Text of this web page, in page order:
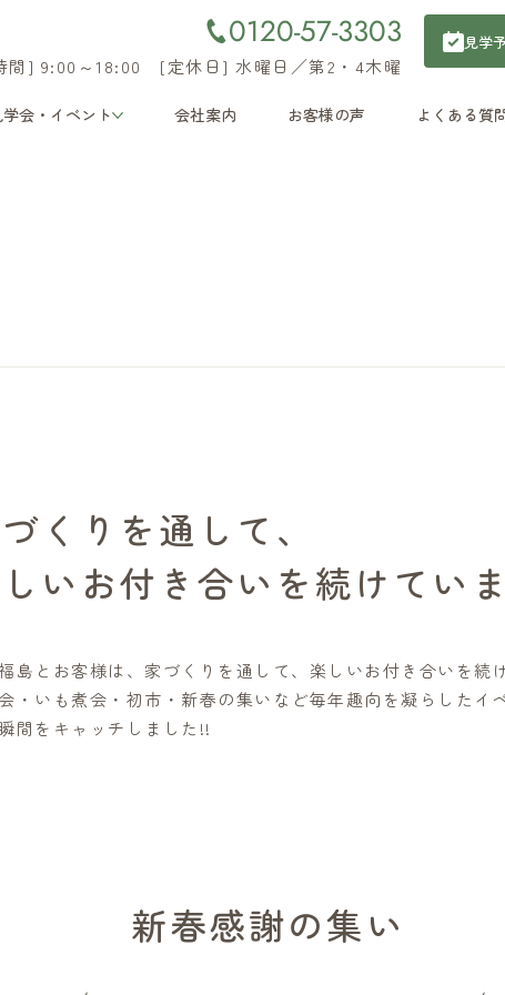
0120-57-3303
間] 9:00～18:00 [定休日] 水曜日／第2・4木曜
見学
学会・イベント 会社案内 お客様の声 よくある質
くりを通して、
いお付き合いを続けてい
島とお客様は、家づくりを通して、楽しいお付き合いを続
・いも煮会・初市・新春の集いなど毎年趣向を凝らしたイ
間をキャッチしました!!
新春感謝の集い